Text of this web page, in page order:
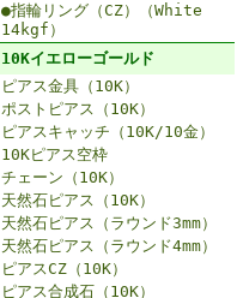
●指輪リング（CZ）（White
14kgf）
10Kイエローゴールド
ピアス金具（10K）
ポストピアス（10K）
ピアスキャッチ（10K/10金）
10Kピアス空枠
チェーン（10K）
天然石ピアス（10K）
天然石ピアス（ラウンド3mm）
天然石ピアス（ラウンド4mm）
ピアスCZ（10K）
ピアス合成石（10K）